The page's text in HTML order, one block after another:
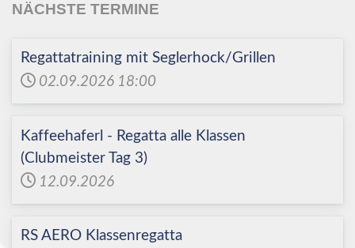
NÄCHSTE TERMINE
Regattatraining mit Seglerhock/Grillen
02.09.2026 18:00
Kaffeehaferl - Regatta alle Klassen
(Clubmeister Tag 3)
12.09.2026
RS AERO Klassenregatta